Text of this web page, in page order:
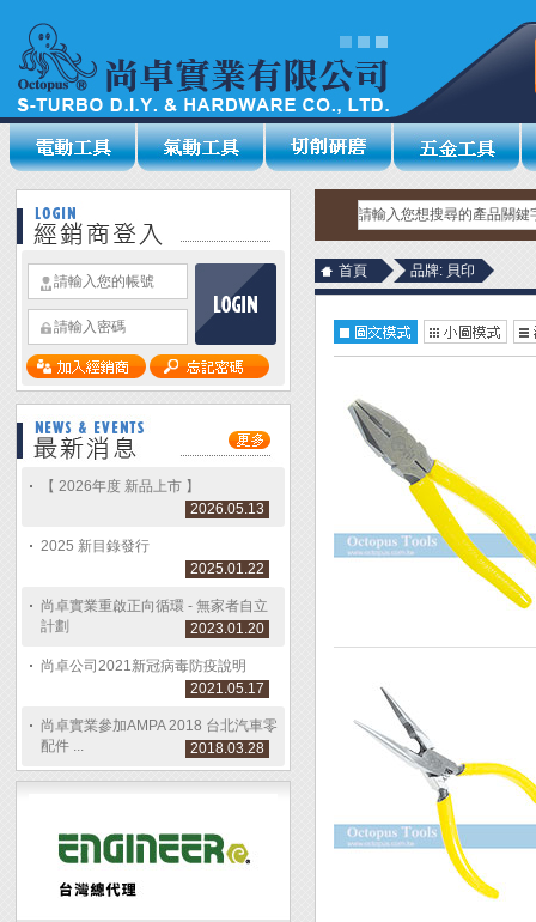
【 2026年度 新品上市 】
2026.05.13
2025 新目錄發行
2025.01.22
尚卓實業重啟正向循環 - 無家者自立
計劃
2023.01.20
尚卓公司2021新冠病毒防疫說明
2021.05.17
尚卓實業參加AMPA 2018 台北汽車零
配件 ...
2018.03.28
首頁 品牌: 貝印